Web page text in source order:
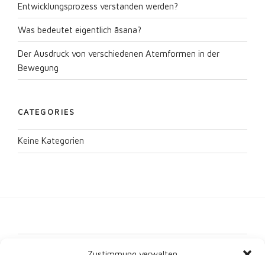
Entwicklungsprozess verstanden werden?
Was bedeutet eigentlich āsana?
Der Ausdruck von verschiedenen Atemformen in der
Bewegung
CATEGORIES
Keine Kategorien